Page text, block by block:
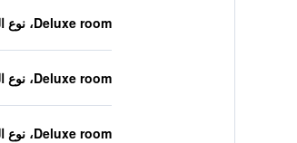
Deluxe room، نوع السرير غير معروف
Deluxe room، نوع السرير غير معروف
Deluxe room، نوع السرير غير معروف